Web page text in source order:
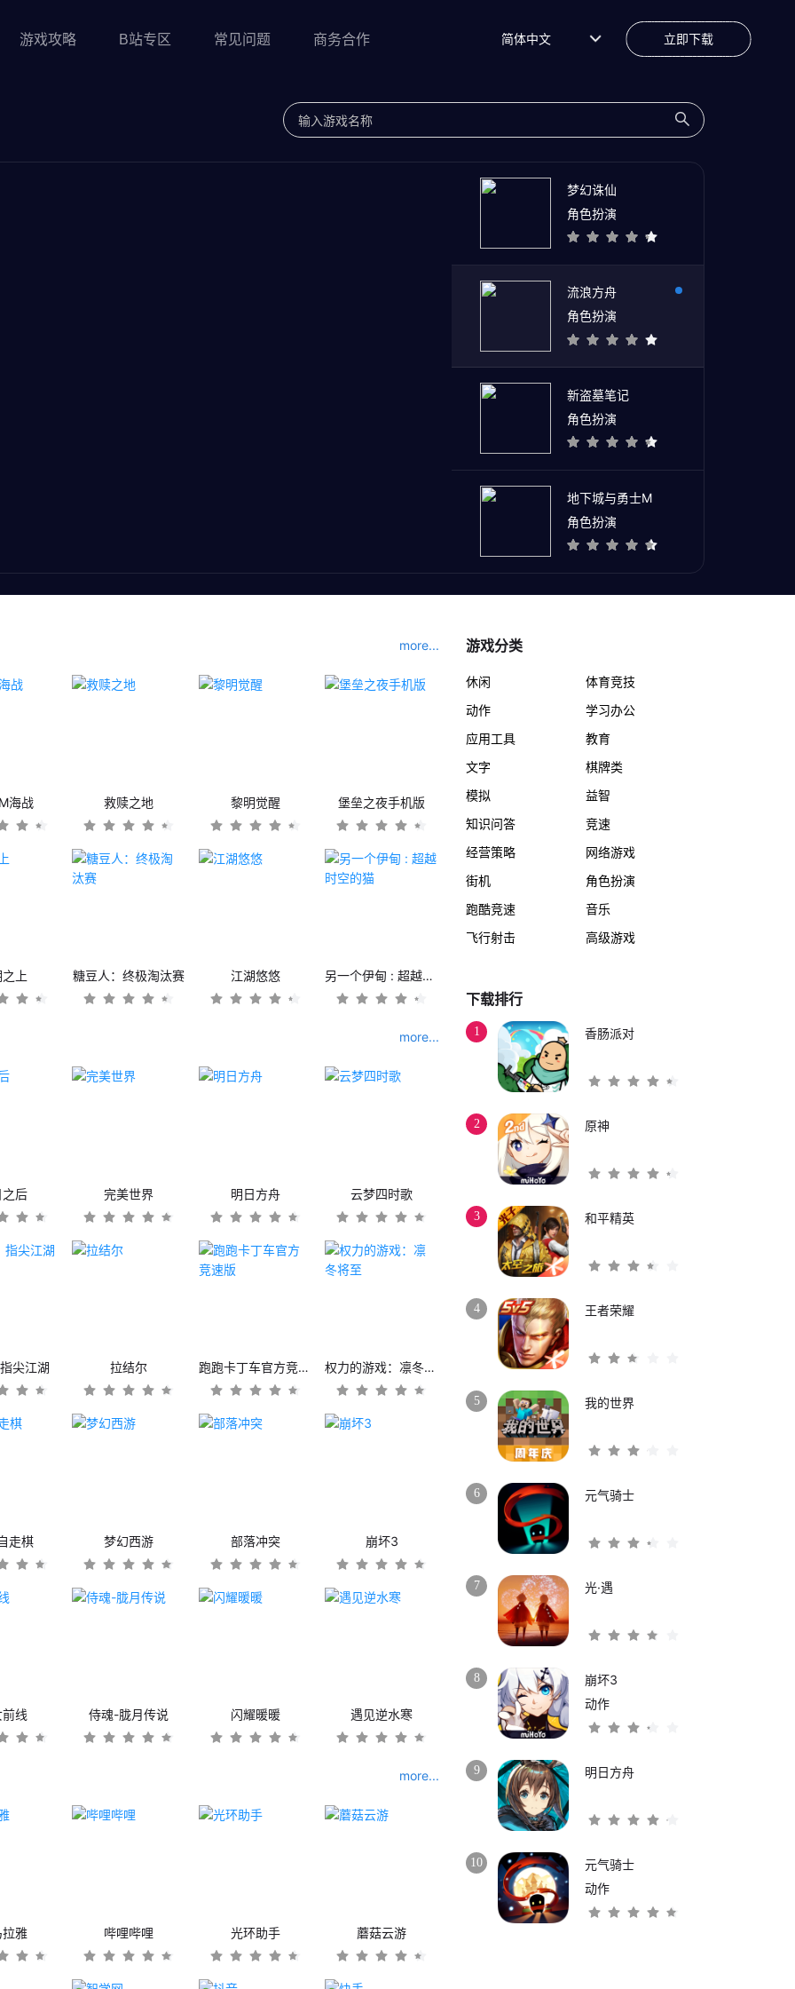
游戏攻略 B站专区 常见问题 商务合作 简体中文 立即下载
梦幻诛仙
角色扮演
流浪方舟
角色扮演
新盗墓笔记
角色扮演
地下城与勇士M
角色扮演
more...
海战 救赎之地 黎明觉醒 堡垒之夜手机版
上 糖豆人：终极淘汰赛 江湖悠悠 另一个伊甸 : 超越时空的猫
more...
后 完美世界 明日方舟 云梦四时歌
尖江湖 拉结尔 跑跑卡丁车官方竞速版 权力的游戏：凛冬将至
走棋 梦幻西游 部落冲突 崩坏3
线 侍魂-胧月传说 闪耀暖暖 遇见逆水寒
more...
雅 哔哩哔哩 光环助手 蘑菇云游
游戏分类
休闲
体育竞技
动作
学习办公
应用工具
教育
文字
棋牌类
模拟
益智
知识问答
竞速
经营策略
网络游戏
街机
角色扮演
跑酷竞速
音乐
飞行射击
高级游戏
下载排行
1 香肠派对
2 原神
3 和平精英
4 王者荣耀
5 我的世界
6 元气骑士
7 光·遇
8
崩坏3
动作
9 明日方舟
10
元气骑士
动作